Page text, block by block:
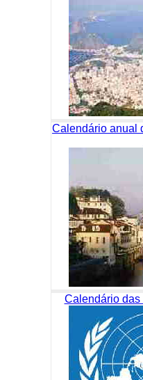
Calendário anual
Calendário